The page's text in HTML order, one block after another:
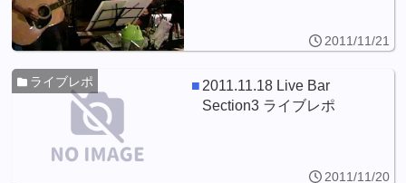
2011/11/21
2011.11.18 Live Bar
Section3 ライブレポ
ライブレポ
2011/11/20